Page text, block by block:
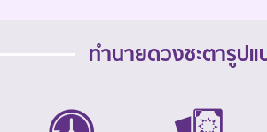
ทำนายดวงชะตารูปแ